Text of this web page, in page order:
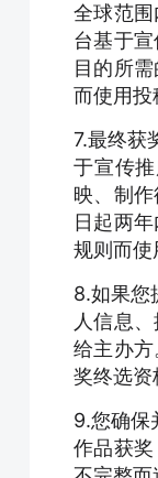
全球范
台基于
目的所
而使用投
7.最终获
于宣传
映、制
日起两
规则而使
8.如果您
人信息
给主办
奖终选资
9.您确保
作品获